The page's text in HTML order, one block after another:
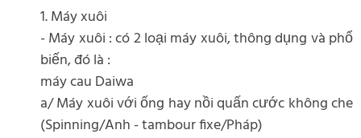
1. Máy xuôi
- Máy xuôi : có 2 loại máy xuôi, thông dụng và phổ
biến, đó là :
máy cau Daiwa
a/ Máy xuôi với ống hay nồi quấn cước không che
(Spinning/Anh - tambour fixe/Pháp)